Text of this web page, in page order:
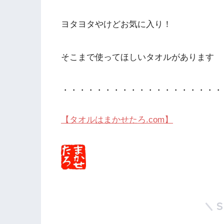
ヨタヨタやけどお気に入り！
そこまで使ってほしいタオルがあります
・・・・・・・・・・・・・・・・・・
【タオルはまかせたろ.com】